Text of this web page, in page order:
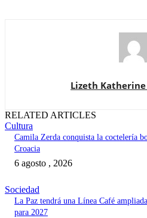
Lizeth Katherine
RELATED ARTICLES
Cultura
Camila Zerda conquista la coctelería
Croacia
6 agosto , 2026
Sociedad
La Paz tendrá una Línea Café
para 2027